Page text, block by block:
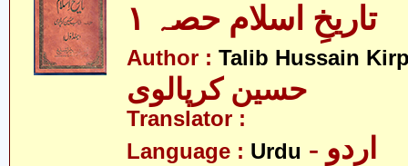
تاریخِ اسلام حصہ ۱
Author : Talib Hussain
حسین کرپالوی
Translator :
Language : Urdu - اردو